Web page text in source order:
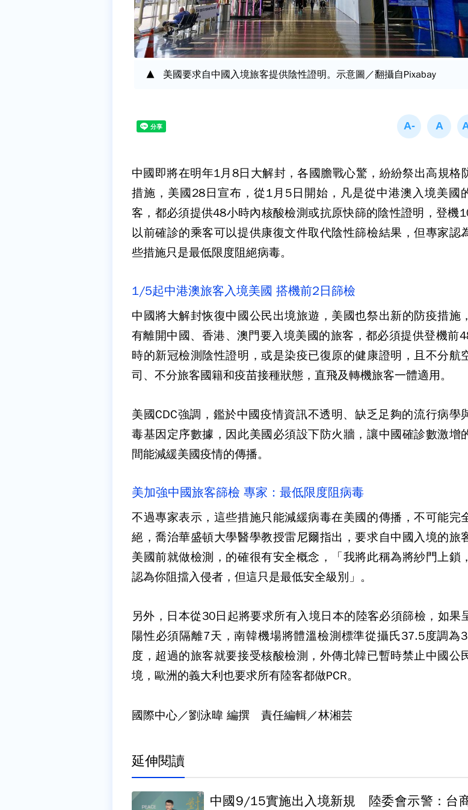
美國要求自中國入境旅客提供陰性證明。示意圖／翻攝自Pixabay
中國即將在明年1月8日大解封，各國膽戰心驚，紛紛祭出高規格
措施，美國28日宣布，從1月5日開始，凡是從中港澳入境美國
客，都必須提供48小時內核酸檢測或抗原快篩的陰性證明，登機
以前確診的乘客可以提供康復文件取代陰性篩檢結果，但專家認
些措施只是最低限度阻絕病毒。
1/5起中港澳旅客入境美國 搭機前2日篩檢
中國將大解封恢復中國公民出境旅遊，美國也祭出新的防疫措施
有離開中國、香港、澳門要入境美國的旅客，都必須提供登機前
時的新冠檢測陰性證明，或是染疫已復原的健康證明，且不分航
司、不分旅客國籍和疫苗接種狀態，直飛及轉機旅客一體適用。
美國CDC強調，鑑於中國疫情資訊不透明、缺乏足夠的流行病學
毒基因定序數據，因此美國必須設下防火牆，讓中國確診數激增
間能減緩美國疫情的傳播。
美加強中國旅客篩檢 專家：最低限度阻病毒
不過專家表示，這些措施只能減緩病毒在美國的傳播，不可能完
絕，喬治華盛頓大學醫學教授雷尼爾指出，要求自中國入境的旅
美國前就做檢測，的確很有安全概念，「我將此稱為將紗門上鎖
認為你阻擋入侵者，但這只是最低安全級別」。
另外，日本從30日起將要求所有入境日本的陸客必須篩檢，如果
陽性必須隔離7天，南韓機場將體溫檢測標準從攝氏37.5度調為
度，超過的旅客就要接受核酸檢測，外傳北韓已暫時禁止中國公
境，歐洲的義大利也要求所有陸客都做PCR。
國際中心／劉泳暐 編撰 責任編輯／林湘芸
延伸閱讀
中國9/15實施出入境新規 陸委會示警：台商